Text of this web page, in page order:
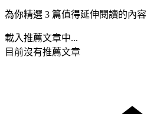
為你精選 3 篇值得延伸閱讀的內容
載入推薦文章中...
目前沒有推薦文章